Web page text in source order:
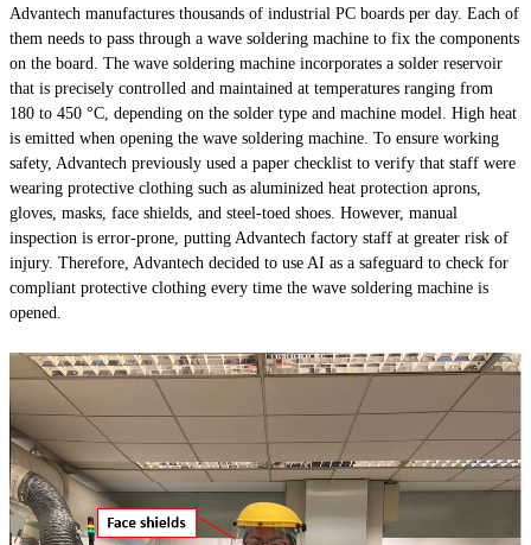
Advantech manufactures thousands of industrial PC boards per day. Each of
them needs to pass through a wave soldering machine to fix the components
on the board. The wave soldering machine incorporates a solder reservoir
that is precisely controlled and maintained at temperatures ranging from
180 to 450 °C, depending on the solder type and machine model. High heat
is emitted when opening the wave soldering machine. To ensure working
safety, Advantech previously used a paper checklist to verify that staff were
wearing protective clothing such as aluminized heat protection aprons,
gloves, masks, face shields, and steel-toed shoes. However, manual
inspection is error-prone, putting Advantech factory staff at greater risk of
injury. Therefore, Advantech decided to use AI as a safeguard to check for
compliant protective clothing every time the wave soldering machine is
opened.